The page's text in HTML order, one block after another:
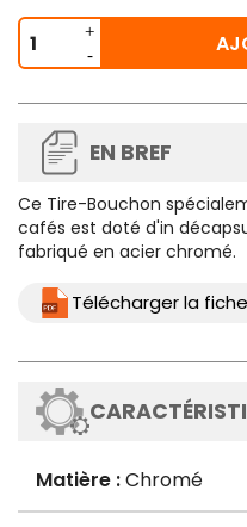
EN BREF
Ce Tire-Bouchon
cafés est doté d'in
fabriqué en acier chromé.
Télécharger la
Matière :Chromé